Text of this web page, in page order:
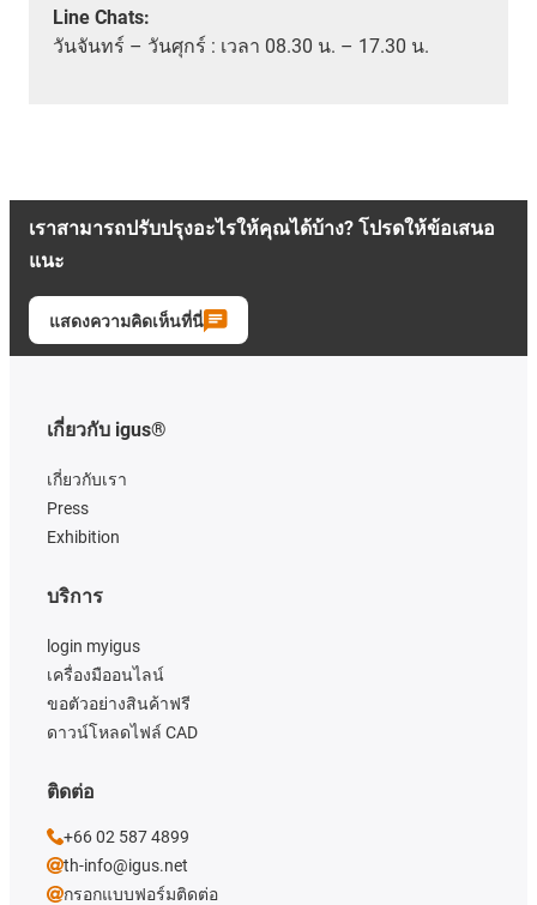
Line Chats:
วันจันทร์ – วันศุกร์ : เวลา 08.30 น. – 17.30 น.
เราสามารถปรับปรุงอะไรให้คุณได้บ้าง? โปรดให้ข้อเสนอ
แนะ
แสดงความคิดเห็นที่นี่
เกี่ยวกับ igus®
เกี่ยวกับเรา
Press
Exhibition
บริการ
login myigus
เครื่องมืออนไลน์
ขอตัวอย่างสินค้าฟรี
ดาวน์โหลดไฟล์ CAD
ติดต่อ
+66 02 587 4899
th-info@igus.net
กรอกแบบฟอร์มติดต่อ